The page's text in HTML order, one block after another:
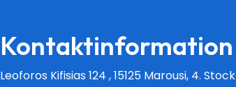
Kontaktinformation
Leoforos Kifisias 124 , 15125 Marousi, 4. Stock